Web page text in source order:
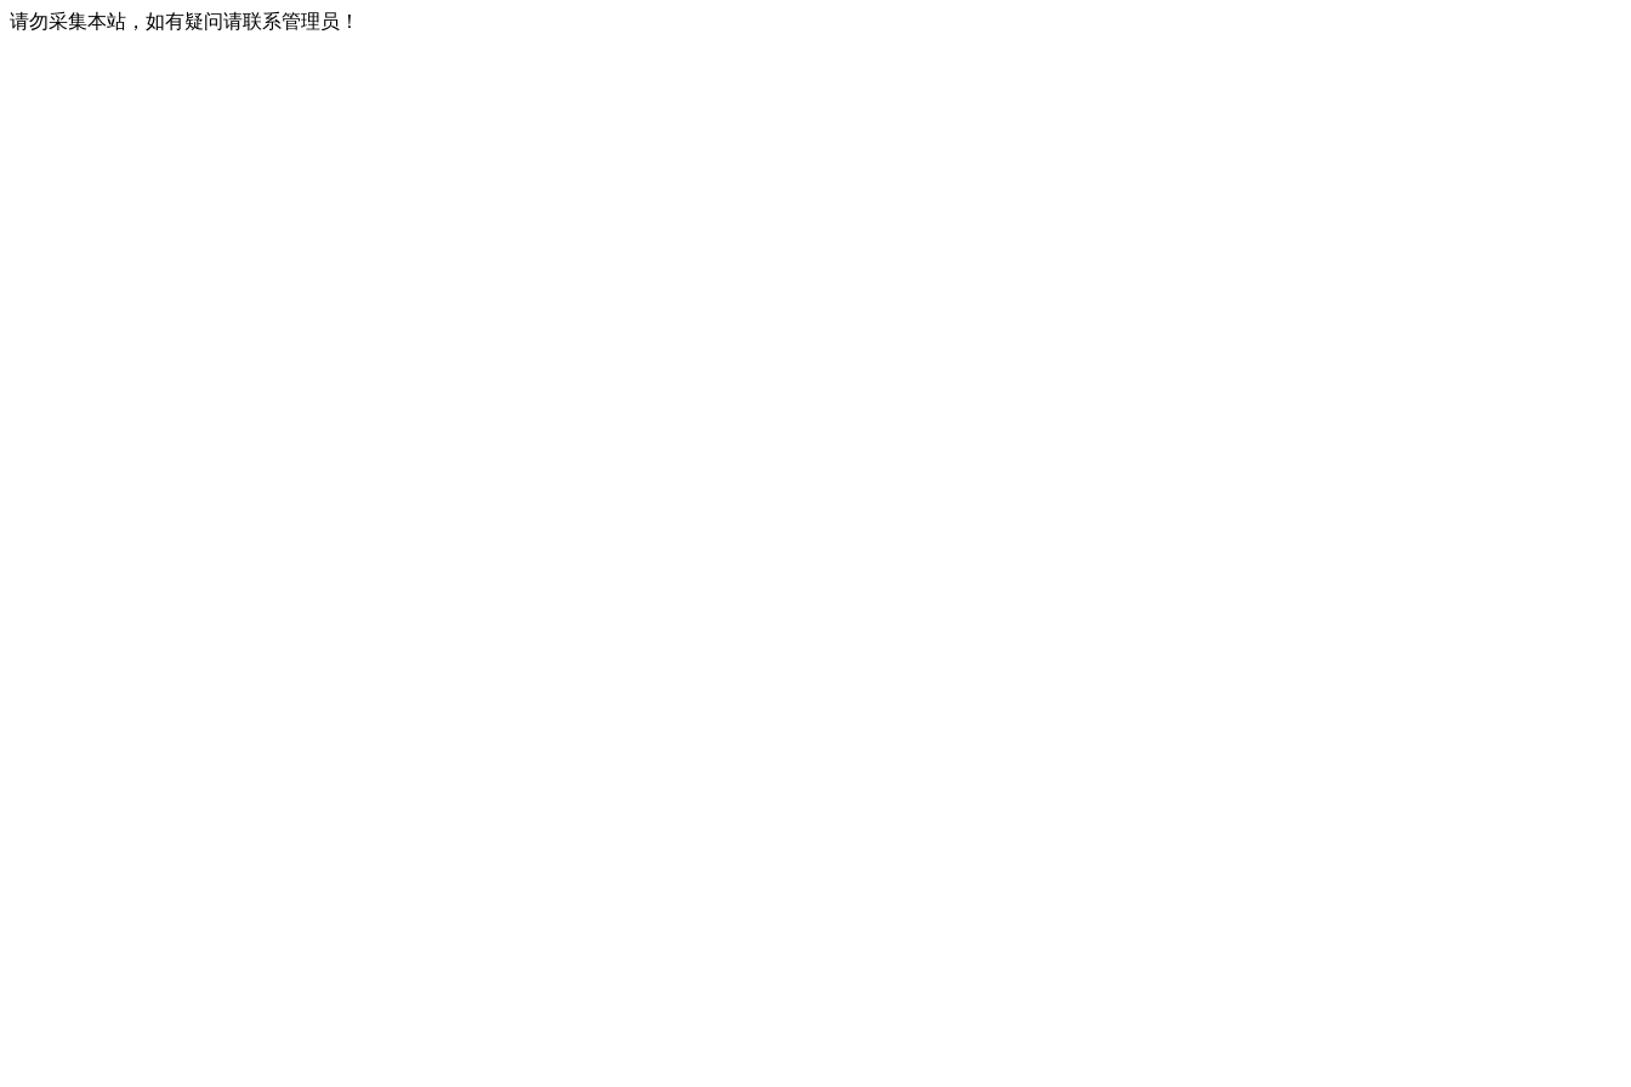
请勿采集本站，如有疑问请联系管理员！